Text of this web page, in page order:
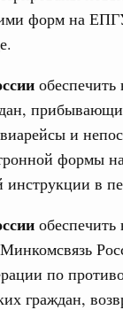
форм на
и
формы
инструкции в
обеспечить
по
граждан,
по
до
среда
Защита
по
вторник